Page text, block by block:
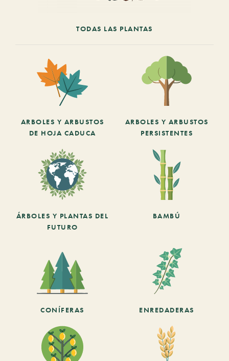
TODAS LAS PLANTAS
ARBOLES Y ARBUSTOS
DE HOJA CADUCA
ARBOLES Y ARBUSTOS
PERSISTENTES
ÁRBOLES Y PLANTAS DEL
FUTURO
BAMBÚ
CONÍFERAS ENREDADERAS